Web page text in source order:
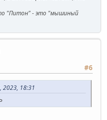
"Питон" - это "мышиный
#6
18:31